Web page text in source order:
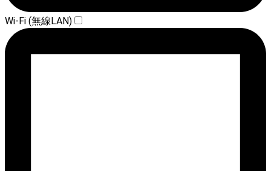
Wi-Fi (無線LAN)